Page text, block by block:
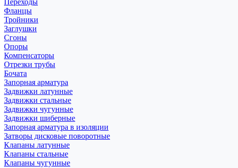
Переходы
Фланцы
Тройники
Заглушки
Сгоны
Опоры
Компенсаторы
Отрезки трубы
Бочата
Запорная арматура
Задвижки латунные
Задвижки стальные
Задвижки чугунные
Задвижки шиберные
Запорная арматура в изоляции
Затворы дисковые поворотные
Клапаны латунные
Клапаны стальные
Клапаны чугунные